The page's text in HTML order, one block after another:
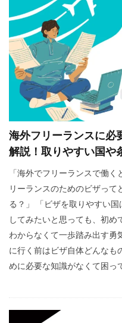
海外フリーランスに必
解説！取りやすい国や
「海外でフリーランスで働
リーランスのためのビザっ
る？」 「ビザを取りやすい
してみたいと思っても、初
わからなくて一歩踏み出す勇
に行く前はビザ自体どんなも
めに必要な知識がなくて困っ